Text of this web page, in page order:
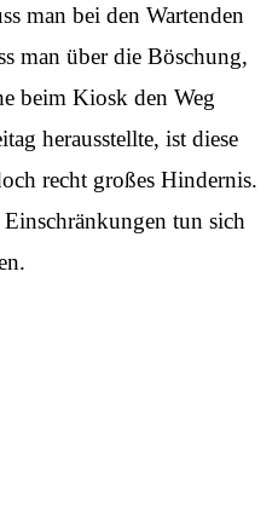
man bei den Wartenden
man über die Böschung,
beim Kiosk den Weg
herausstellte, ist diese
recht großes Hindernis.
tun sich